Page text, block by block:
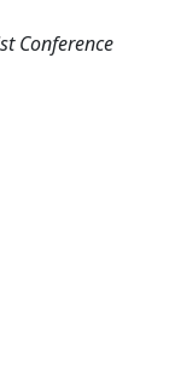
Conference